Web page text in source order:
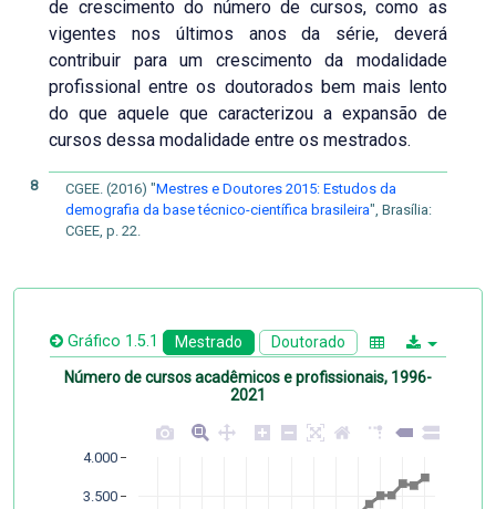
de crescimento do número de cursos, como as
vigentes nos últimos anos da série, deverá
contribuir para um crescimento da modalidade
profissional entre os doutorados bem mais lento
do que aquele que caracterizou a expansão de
cursos dessa modalidade entre os mestrados.
8 CGEE. (2016) "Mestres e Doutores 2015: Estudos da
demografia da base técnico-científica brasileira", Brasília:
CGEE, p. 22.
Gráfico 1.5.1 Mestrado Doutorado
Número de cursos acadêmicos e profissionais, 1996-
2021
3.500
4.000